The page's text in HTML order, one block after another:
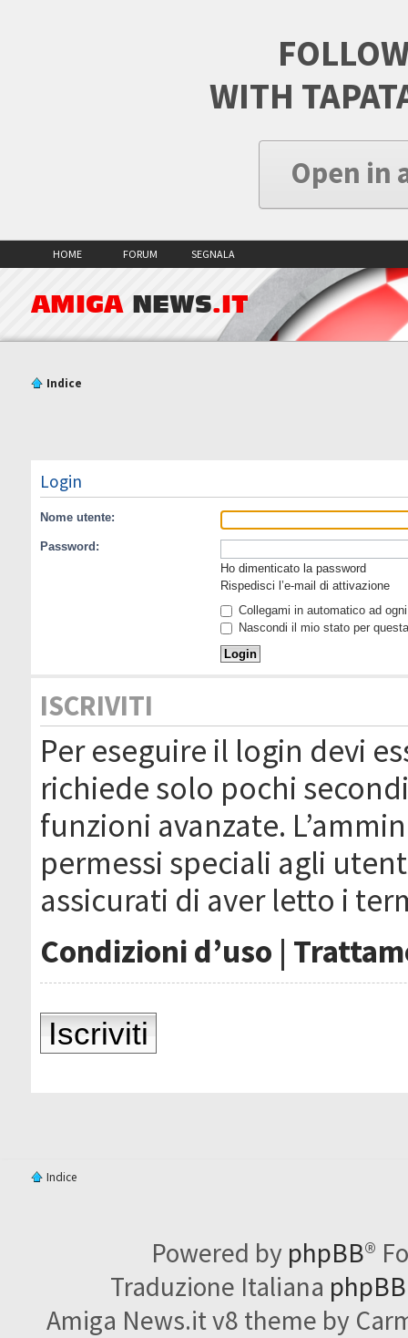
WITH
Open in
HOME FORUM SEGNALA
AMIGA NEWS.IT
Indice
Login
Nome utente:
Password:
Ho dimenticato la password
Rispedisci l’e-mail di attivazione
Collegami in automatico ad
Nascondi il mio stato per
ISCRIVITI
Per eseguire il login devi
richiede solo pochi
funzioni avanzate.
permessi speciali agli
assicurati di aver letto i
Condizioni d’uso |
Iscriviti
Indice
Powered by phpBB®
Traduzione Italiana
Amiga News.it v8 theme by